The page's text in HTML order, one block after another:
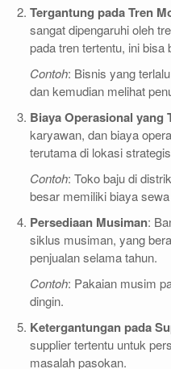
Tergantung pada Tren
sangat dipengaruhi oleh
pada tren tertentu, ini bisa
Contoh: Bisnis yang
dan kemudian melihat
Biaya Operasional yang
karyawan, dan biaya
terutama di lokasi
Contoh: Toko baju di
besar memiliki biaya
Persediaan Musiman:
siklus musiman, yang
penjualan selama tahun.
Contoh: Pakaian musim
dingin.
Ketergantungan pada
supplier tertentu untuk
masalah pasokan.